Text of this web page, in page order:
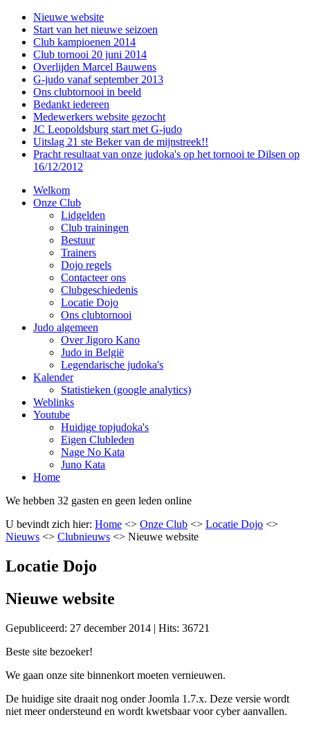
Nieuwe website
Start van het nieuwe seizoen
Club kampioenen 2014
Club tornooi 20 juni 2014
Overlijden Marcel Bauwens
G-judo vanaf september 2013
Ons clubtornooi in beeld
Bedankt iedereen
Medewerkers website gezocht
JC Leopoldsburg start met G-judo
Uitslag 21 ste Beker van de mijnstreek!!
Pracht resultaat van onze judoka's op het tornooi te Dilsen op
16/12/2012
Welkom
Onze Club
Lidgelden
Club trainingen
Bestuur
Trainers
Dojo regels
Contacteer ons
Clubgeschiedenis
Locatie Dojo
Ons clubtornooi
Judo algemeen
Over Jigoro Kano
Judo in België
Legendarische judoka's
Kalender
Statistieken (google analytics)
Weblinks
Youtube
Huidige topjudoka's
Eigen Clubleden
Nage No Kata
Juno Kata
Home
We hebben 32 gasten en geen leden online
U bevindt zich hier: Home <> Onze Club <> Locatie Dojo <>
Nieuws <> Clubnieuws <> Nieuwe website
Locatie Dojo
Nieuwe website
Gepubliceerd: 27 december 2014 | Hits: 36721
Beste site bezoeker!
We gaan onze site binnenkort moeten vernieuwen.
De huidige site draait nog onder Joomla 1.7.x. Deze versie wordt
niet meer ondersteund en wordt kwetsbaar voor cyber aanvallen.